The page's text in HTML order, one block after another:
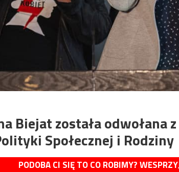
Biejat została odwołana
Społecznej i Rodziny
PODOBA CI SIĘ TO CO ROBIMY?